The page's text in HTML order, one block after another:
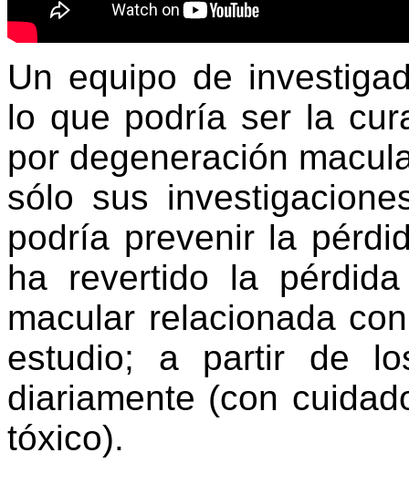
Un equipo de
lo que podría ser la
por degeneración
sólo sus
podría prevenir la
ha revertido la
macular relacionada
estudio; a partir de
diariamente (con
tóxico).